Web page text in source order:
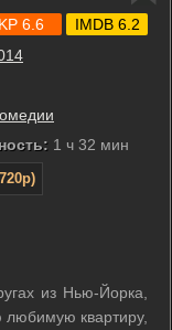
1 ч 32 мин
KP 6.6 IMDB 6.2
из Нью-Йорка,
любимую квартиру,